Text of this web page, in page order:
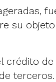
su
de
terceros.